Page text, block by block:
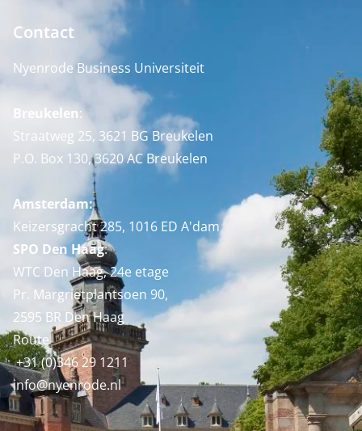
Contact
Nyenrode Business Universiteit
Breukelen:
Straatweg 25, 3621 BG Breukelen
P.O. Box 130, 3620 AC Breukelen
Amsterdam:
Keizersgracht 285, 1016 ED A'dam
SPO Den Haag:
WTC Den Haag, 24e etage
Pr. Margrietplantsoen 90,
2595 BR Den Haag
Route
+31 (0)346 29 1211
info@nyenrode.nl